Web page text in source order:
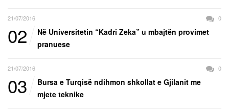
21/07/2016 0
02
Në Universitetin “Kadri Zeka” u mbajtën provimet
pranuese
21/07/2016 0
03
Bursa e Turqisë ndihmon shkollat e Gjilanit me
mjete teknike